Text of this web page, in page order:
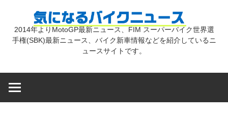
気
2014年よりMotoGP最新ニュース、FIM スーパーバイク世界選
手権(SBK)最新ニュース、バイク新車情報などを紹介しているニ
ュースサイトです。